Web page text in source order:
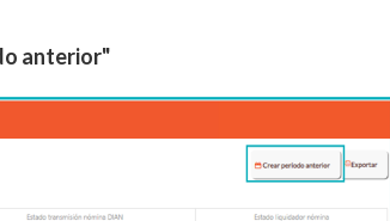
anterior"